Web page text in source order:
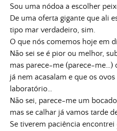
Sou uma nódoa a escolher
De uma oferta gigante que ali
tipo mar verdadeiro, sim.
O que nós comemos hoje em
Não sei se é pior ou melhor,
mas parece-me (parece-me…)
já nem acasalam e que os
laboratório…
Não sei, parece-me um
mas se calhar já vamos tarde
Se tiverem paciência encontrei